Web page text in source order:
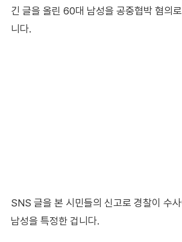
긴 글을 올린 60대 남성을 공중협박 혐의
니다.
SNS 글을 본 시민들의 신고로 경찰이 수
남성을 특정한 겁니다.